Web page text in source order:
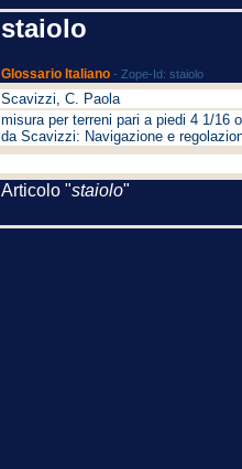
staiolo
Glossario Italiano - Zope-Id: staiolo
Scavizzi, C. Paola
misura per terreni pari a piedi 4 1/16
da Scavizzi: Navigazione e
Articolo "staiolo"